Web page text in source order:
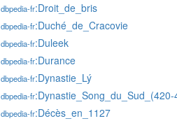
dbpedia-fr:Droit_de_bris
dbpedia-fr:Duché_de_Cracovie
dbpedia-fr:Duleek
dbpedia-fr:Durance
dbpedia-fr:Dynastie_Lý
dbpedia-fr
dbpedia-fr:Décès_en_1127